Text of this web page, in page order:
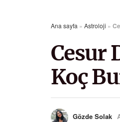
Ana sayfa » Astroloji »
Cesur
Koç
Gözde Solak